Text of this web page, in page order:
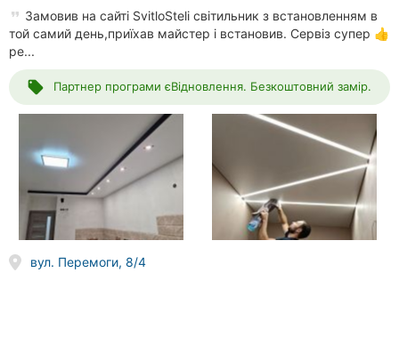
Замовив на сайті SvitloSteli світильник з встановленням в
той самий день,приїхав майстер і встановив. Сервіз супер 👍
ре...
local_offer Партнер програми єВідновлення. Безкоштовний замір.
вул. Перемоги, 8/4